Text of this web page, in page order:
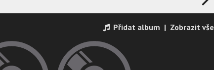
Přidat album | Zobrazit vše